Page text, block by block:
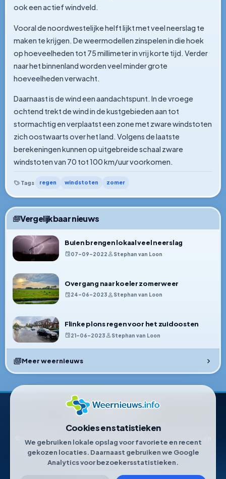
Cookies en statistieken
We gebruiken lokale opslag voor favoriete en recent
gekozen locaties. Daarnaast gebruiken we Google
Analytics voor bezoekersstatistieken.
ook een actief windveld.
Vooral de noordwestelijke helft lijkt met veel neerslag te
maken te krijgen. De weermodellen zinspelen in die hoek
op hoeveelheden tot 75 millimeter in vrij korte tijd. Verder
naar het binnenland worden veel minder grote
hoeveelheden verwacht.
Daarnaast is de wind een aandachtspunt. In de vroege
ochtend trekt de wind in de kustgebieden aan tot
stormachtig en verplaatst een zone met zware windstoten
zich oostwaarts over het land. Volgens de laatste
berekeningen kunnen op uitgebreide schaal zware
windstoten van 70 tot 100 km/uur voorkomen.
Tags regen windstoten zomer
Vergelijkbaar nieuws
Buien brengen lokaal veel neerslag
07–09–2022 Stephan van Loon
Overgang naar koeler zomerweer
24–06–2023 Stephan van Loon
Flinke plons regen voor het zuidoosten
21–06–2023 Stephan van Loon
Meer weernieuws
Weernieuws.info
© Copyright 2021-2026 • Weernieuws.info. Alle rechten
voorbehouden.
KVK nummer:81880480.